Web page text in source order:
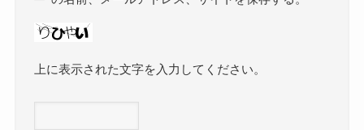
上に表示された文字を入力してください。